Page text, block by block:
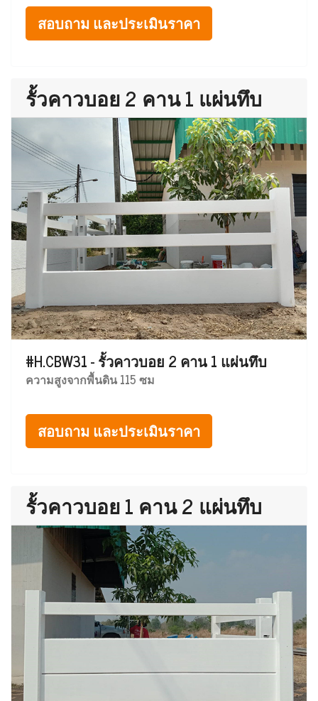
สอบถาม และประเมินราคา
รั้วคาวบอย 2 คาน 1 แผ่นทึบ
#H.CBW31 - รั้วคาวบอย 2 คาน 1 แผ่นทึบ
ความสูงจากพื้นดิน 115 ซม
สอบถาม และประเมินราคา
รั้วคาวบอย 1 คาน 2 แผ่นทึบ